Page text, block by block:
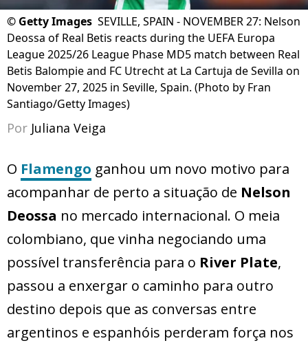
© Getty Images SEVILLE, SPAIN - NOVEMBER 27: Nelson
Deossa of Real Betis reacts during the UEFA Europa
League 2025/26 League Phase MD5 match between Real
Betis Balompie and FC Utrecht at La Cartuja de Sevilla on
November 27, 2025 in Seville, Spain. (Photo by Fran
Santiago/Getty Images)
Por Juliana Veiga
O Flamengo ganhou um novo motivo para
acompanhar de perto a situação de Nelson
Deossa no mercado internacional. O meia
colombiano, que vinha negociando uma
possível transferência para o River Plate,
passou a enxergar o caminho para outro
destino depois que as conversas entre
argentinos e espanhóis perderam força nos